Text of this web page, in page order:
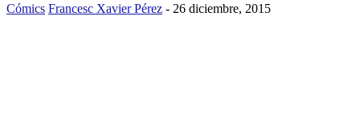
Cómics Francesc Xavier Pérez - 26 diciembre, 2015